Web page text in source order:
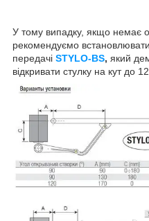
У тому випадку, якщо немає
рекомендуємо
передачі STYLO-BS, який
відкривати стулку на кут до